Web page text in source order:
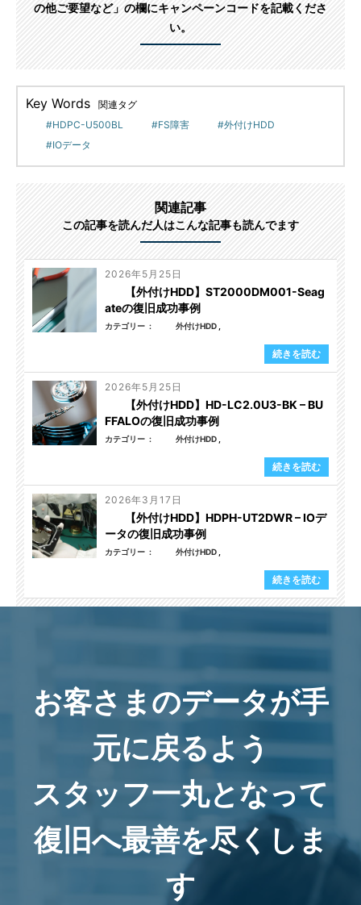
の他ご要望など」の欄にキャンペーンコードを記載くださ
い。
Key Words
関連タグ
HDPC-U500BL
FS障害
外付けHDD
IOデータ
関連記事
この記事を読んだ人はこんな記事も読んでます
2026年5月25日
【外付けHDD】ST2000DM001-Seag
ateの復旧成功事例
カテゴリー 外付けHDD
続きを読む
2026年5月25日
【外付けHDD】HD-LC2.0U3-BK – BU
FFALOの復旧成功事例
カテゴリー 外付けHDD
続きを読む
2026年3月17日
【外付けHDD】HDPH-UT2DWR – IOデ
ータの復旧成功事例
カテゴリー 外付けHDD
続きを読む
お客さまのデータが手
元に戻るよう
スタッフ一丸となって
復旧へ最善を尽くしま
す